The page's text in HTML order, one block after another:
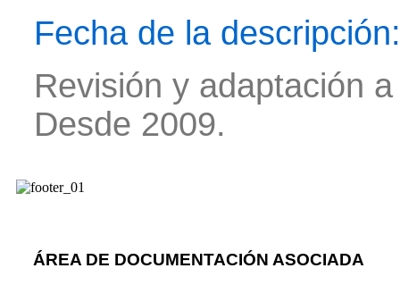
Fecha de la descripción:
Revisión y adaptación
Desde 2009.
ÁREA DE DOCUMENTACIÓN ASOCIADA